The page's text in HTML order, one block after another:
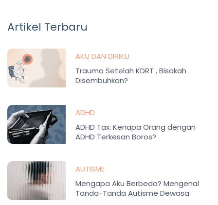
Artikel Terbaru
AKU DAN DIRIKU
Trauma Setelah KDRT , Bisakah
Disembuhkan?
ADHD
ADHD Tax: Kenapa Orang dengan
ADHD Terkesan Boros?
AUTISME
Mengapa Aku Berbeda? Mengenal
Tanda-Tanda Autisme Dewasa